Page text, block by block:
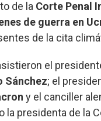
de la Corte Penal
de guerra en
de la cita
el
Sánchez; el
y el canciller
la presidenta de la